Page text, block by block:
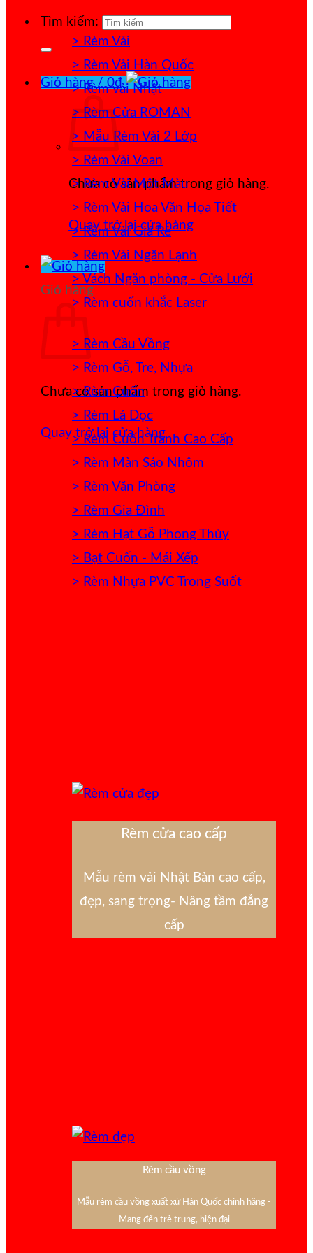
Tìm kiếm:
Giỏ hàng /0₫
Chưa có sản phẩm trong giỏ hàng.
Quay trở lại cửa hàng
Giỏ hàng
Chưa có sản phẩm trong giỏ hàng.
Quay trở lại cửa hàng
> Rèm Vải
> Rèm Vải Hàn Quốc
> Rèm vải Nhật
> Rèm Cửa ROMAN
> Mẫu Rèm Vải 2 Lớp
> Rèm Vải Voan
> Rèm Vải Một Màu
> Rèm Vải Hoa Văn Họa Tiết
> Rèm Vải Giá Rẻ
> Rèm Vải Ngăn Lạnh
> Vách Ngăn phòng - Cửa Lưới
> Rèm cuốn khắc Laser
> Rèm Cầu Vồng
> Rèm Gỗ, Tre, Nhựa
> Rèm Cuốn
> Rèm Lá Dọc
> Rèm Cuốn Tranh Cao Cấp
> Rèm Màn Sáo Nhôm
> Rèm Văn Phòng
> Rèm Gia Đình
> Rèm Hạt Gỗ Phong Thủy
> Bạt Cuốn - Mái Xếp
> Rèm Nhựa PVC Trong Suốt
Rèm cửa cao cấp
Mẫu rèm vải Nhật Bản cao cấp,
đẹp, sang trọng- Nâng tầm đẳng
cấp
Rèm cầu vồng
Mẫu rèm cầu vồng xuất xứ Hàn Quốc chính hãng -
Mang đến trẻ trung, hiện đại